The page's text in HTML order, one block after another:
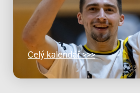
Celý kalendář >>>